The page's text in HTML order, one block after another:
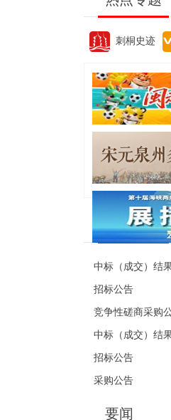
刺桐史迹
便民资讯
中标（成交）结
招标公告
竞争性磋商采购
中标（成交）结
招标公告
采购公告
要闻